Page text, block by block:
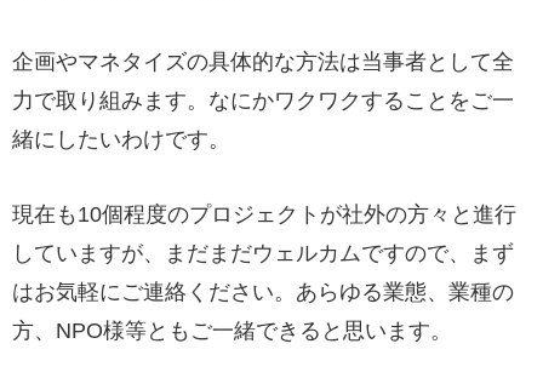
企画やマネタイズの具体的な方法は当事者として全
力で取り組みます。なにかワクワクすることをご一
緒にしたいわけです。
現在も10個程度のプロジェクトが社外の方々と進行
していますが、まだまだウェルカムですので、まず
はお気軽にご連絡ください。あらゆる業態、業種の
方、NPO様等ともご一緒できると思います。